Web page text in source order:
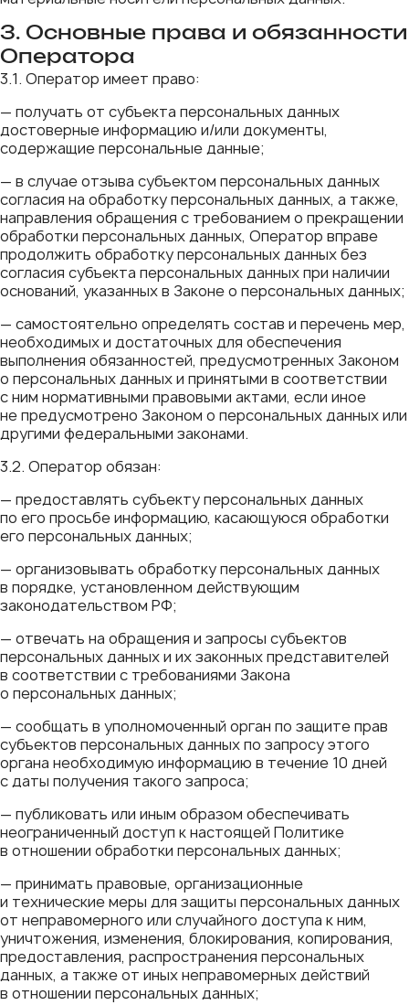
3. Основные права и обязанности
Оператора
3.1. Оператор имеет право:
— получать от субъекта персональных данных
достоверные информацию и/или документы,
содержащие персональные данные;
— в случае отзыва субъектом персональных данных
согласия на обработку персональных данных, а также,
направления обращения с требованием о прекращении
обработки персональных данных, Оператор вправе
продолжить обработку персональных данных без
согласия субъекта персональных данных при наличии
оснований, указанных в Законе о персональных данных;
— самостоятельно определять состав и перечень мер,
необходимых и достаточных для обеспечения
выполнения обязанностей, предусмотренных Законом
о персональных данных и принятыми в соответствии
с ним нормативными правовыми актами, если иное
не предусмотрено Законом о персональных данных или
другими федеральными законами.
3.2. Оператор обязан:
— предоставлять субъекту персональных данных
по его просьбе информацию, касающуюся обработки
его персональных данных;
— организовывать обработку персональных данных
в порядке, установленном действующим
законодательством РФ;
— отвечать на обращения и запросы субъектов
персональных данных и их законных представителей
в соответствии с требованиями Закона
о персональных данных;
— сообщать в уполномоченный орган по защите прав
субъектов персональных данных по запросу этого
органа необходимую информацию в течение 10 дней
с даты получения такого запроса;
— публиковать или иным образом обеспечивать
неограниченный доступ к настоящей Политике
в отношении обработки персональных данных;
— принимать правовые, организационные
и технические меры для защиты персональных данных
от неправомерного или случайного доступа к ним,
уничтожения, изменения, блокирования, копирования,
предоставления, распространения персональных
данных, а также от иных неправомерных действий
в отношении персональных данных;